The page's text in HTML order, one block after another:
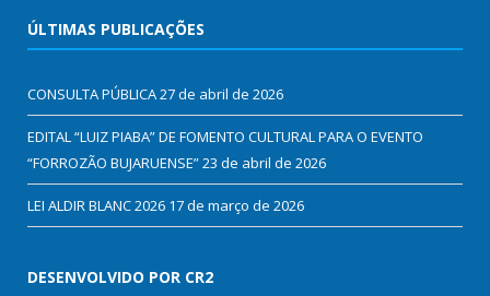
ÚLTIMAS PUBLICAÇÕES
CONSULTA PÚBLICA27 de abril de 2026
EDITAL “LUIZ PIABA” DE FOMENTO CULTURAL PARA O EVENTO
“FORROZÃO BUJARUENSE”23 de abril de 2026
LEI ALDIR BLANC 2026 17 de março de 2026
DESENVOLVIDO POR CR2